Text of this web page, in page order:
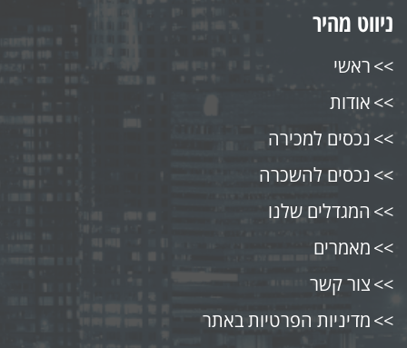
ניווט מהיר
ראשי
אודות
נכסים למכירה
נכסים להשכרה
המגדלים שלנו
מאמרים
צור קשר
מדיניות הפרטיות באתר